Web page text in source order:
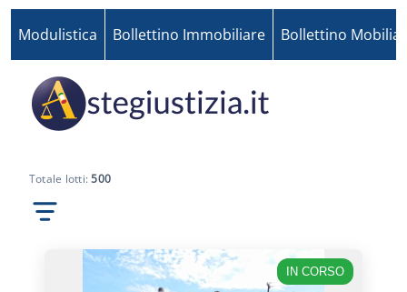
Modulistica Bollettino Immobiliare Bollettino
Totale lotti:500
IN CORSO